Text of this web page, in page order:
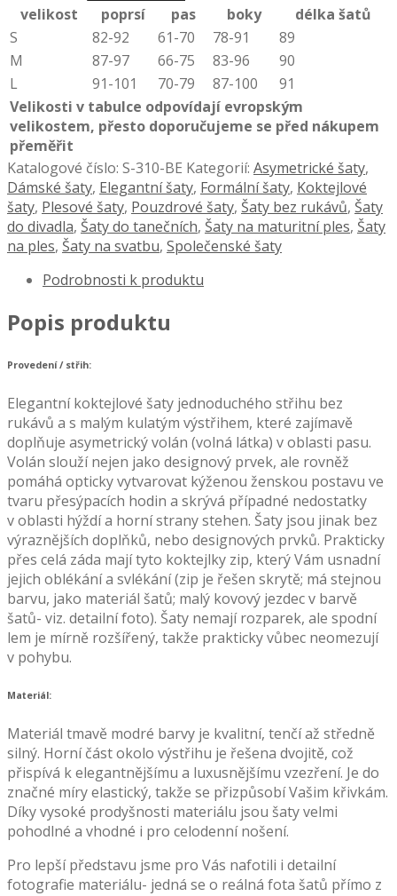
velikost poprsí pas boky
délka šatů
S
82-92 61-70 78-91
89
M
87-97 66-75 83-96
90
L
91-101 70-79 87-100
91
Velikosti v tabulce odpovídají evropským
velikostem, přesto doporučujeme se před nákupem
přeměřit
Katalogové číslo: S-310-BE Kategorií: Asymetrické šaty,
Dámské šaty, Elegantní šaty, Formální šaty, Koktejlové
šaty, Plesové šaty, Pouzdrové šaty, Šaty bez rukávů, Šaty
do divadla, Šaty do tanečních, Šaty na maturitní ples, Šaty
na ples, Šaty na svatbu, Společenské šaty
Podrobnosti k produktu
Popis produktu
Provedení / střih:
Elegantní koktejlové šaty jednoduchého střihu bez
rukávů a s malým kulatým výstřihem, které zajímavě
doplňuje asymetrický volán (volná látka) v oblasti pasu.
Volán slouží nejen jako designový prvek, ale rovněž
pomáhá opticky vytvarovat kýženou ženskou postavu ve
tvaru přesýpacích hodin a skrývá případné nedostatky
v oblasti hýždí a horní strany stehen. Šaty jsou jinak bez
výraznějších doplňků, nebo designových prvků. Prakticky
přes celá záda mají tyto koktejlky zip, který Vám usnadní
jejich oblékání a svlékání (zip je řešen skrytě; má stejnou
barvu, jako materiál šatů; malý kovový jezdec v barvě
šatů- viz. detailní foto). Šaty nemají rozparek, ale spodní
lem je mírně rozšířený, takže prakticky vůbec neomezují
v pohybu.
Materiál:
Materiál tmavě modré barvy je kvalitní, tenčí až středně
silný. Horní část okolo výstřihu je řešena dvojitě, což
přispívá k elegantnějšímu a luxusnějšímu vzezření. Je do
značné míry elastický, takže se přizpůsobí Vašim křivkám.
Díky vysoké prodyšnosti materiálu jsou šaty velmi
pohodlné a vhodné i pro celodenní nošení.
Pro lepší představu jsme pro Vás nafotili i detailní
fotografie materiálu- jedná se o reálná fota šatů přímo z